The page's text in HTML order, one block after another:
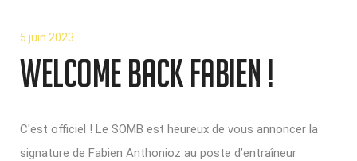
5 juin 2023
WELCOME BACK Fabien !
C'est officiel ! Le SOMB est heureux de vous annoncer la
signature de Fabien Anthonioz au poste d’entraîneur